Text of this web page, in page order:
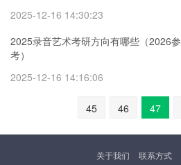
2025-12-16 14:30:23
2025录音艺术考研方向有哪些（2026参
考）
2025-12-16 14:16:06
45 46 47
关于我们 联系方式